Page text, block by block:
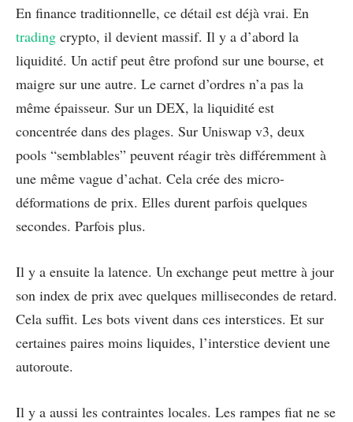
En finance traditionnelle, ce détail est déjà vrai. En
trading crypto, il devient massif. Il y a d’abord la
liquidité. Un actif peut être profond sur une bourse, et
maigre sur une autre. Le carnet d’ordres n’a pas la
même épaisseur. Sur un DEX, la liquidité est
concentrée dans des plages. Sur Uniswap v3, deux
pools “semblables” peuvent réagir très différemment à
une même vague d’achat. Cela crée des micro-
déformations de prix. Elles durent parfois quelques
secondes. Parfois plus.
Il y a ensuite la latence. Un exchange peut mettre à jour
son index de prix avec quelques millisecondes de retard.
Cela suffit. Les bots vivent dans ces interstices. Et sur
certaines paires moins liquides, l’interstice devient une
autoroute.
Il y a aussi les contraintes locales. Les rampes fiat ne se